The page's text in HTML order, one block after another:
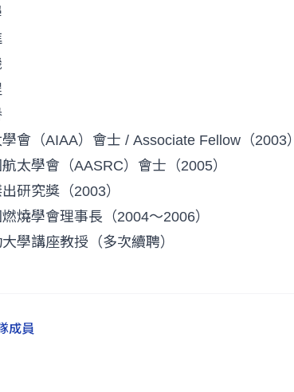
會（AIAA）會士 / Associate Fellow（2003）
太學會（AASRC）會士（2005）
研究獎（2003）
燒學會理事長（2004～2006）
學講座教授（多次續聘）
成員